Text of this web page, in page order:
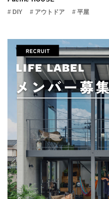
# DIY
# アウトドア # 平屋